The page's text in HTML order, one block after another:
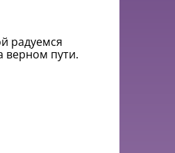
радуемся
верном пути.